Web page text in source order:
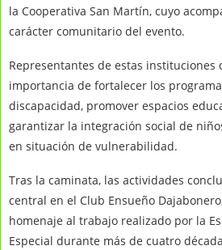
la Cooperativa San Martín, cuyo
carácter comunitario del evento.
Representantes de estas instituciones
importancia de fortalecer los
discapacidad, promover espacios
garantizar la integración social de
en situación de vulnerabilidad.
Tras la caminata, las actividades
central en el Club Ensueño
homenaje al trabajo realizado por la
Especial durante más de cuatro